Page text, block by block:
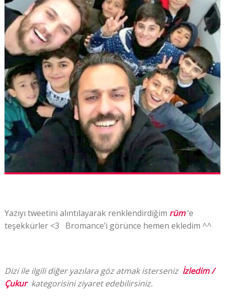
Yazıyı tweetini alıntılayarak renklendirdiğim rüm‘e
teşekkürler <3 Bromance’i görünce hemen ekledim ^^
Dizi ile ilgili diğer yazılara göz atmak isterseniz İzledim /
Çukur kategorisini ziyaret edebilirsiniz.